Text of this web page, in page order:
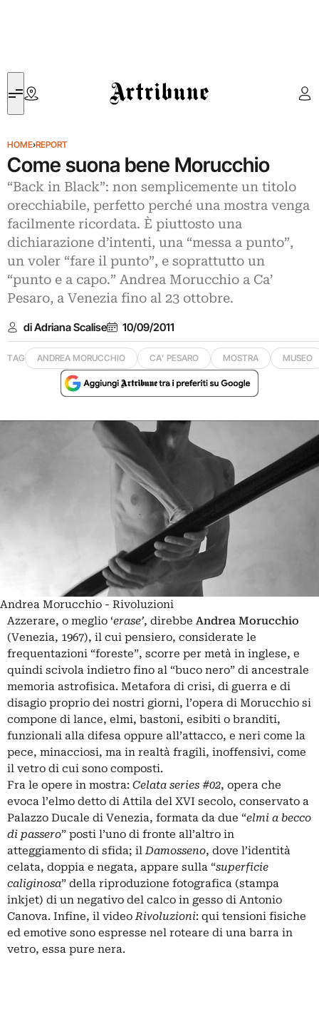
Artribune
HOME›REPORT
Come suona bene Morucchio
“Back in Black”: non semplicemente un titolo
orecchiabile, perfetto perché una mostra venga
facilmente ricordata. È piuttosto una
dichiarazione d’intenti, una “messa a punto”,
un voler “fare il punto”, e soprattutto un
“punto e a capo.” Andrea Morucchio a Ca’
Pesaro, a Venezia fino al 23 ottobre.
di Adriana Scalise 10/09/2011
TAG ANDREA MORUCCHIO CA' PESARO MOSTRA MUSEO
Andrea Morucchio - Rivoluzioni
Azzerare, o meglio ‘erase’, direbbe Andrea Morucchio
(Venezia, 1967), il cui pensiero, considerate le
frequentazioni “foreste”, scorre per metà in inglese, e
quindi scivola indietro fino al “buco nero” di ancestrale
memoria astrofisica. Metafora di crisi, di guerra e di
disagio proprio dei nostri giorni, l’opera di Morucchio si
compone di lance, elmi, bastoni, esibiti o branditi,
funzionali alla difesa oppure all’attacco, e neri come la
pece, minacciosi, ma in realtà fragili, inoffensivi, come
il vetro di cui sono composti.
Fra le opere in mostra: Celata series #02, opera che
evoca l’elmo detto di Attila del XVI secolo, conservato a
Palazzo Ducale di Venezia, formata da due “elmi a becco
di passero” posti l’uno di fronte all’altro in
atteggiamento di sfida; ilDamosseno, dove l’identità
celata, doppia e negata, appare sulla “superficie
caliginosa” della riproduzione fotografica (stampa
inkjet) di un negativo del calco in gesso di Antonio
Canova. Infine, il videoRivoluzioni: qui tensioni fisiche
ed emotive sono espresse nel roteare di una barra in
vetro, essa pure nera.